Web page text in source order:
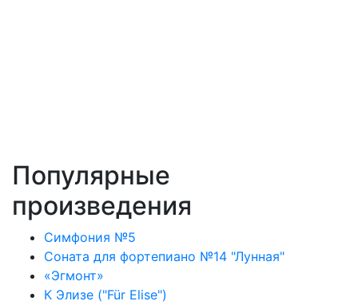
Популярные
произведения
Симфония №5
Соната для фортепиано №14 "Лунная"
«Эгмонт»
К Элизе ("Für Elise")